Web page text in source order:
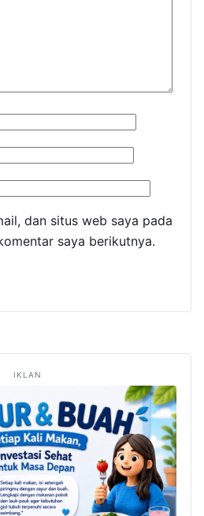
dan situs web saya pada
saya berikutnya.
IKLAN